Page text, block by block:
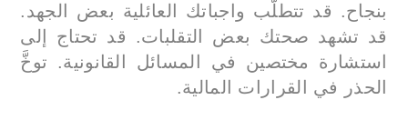
بنجاح. قد تتطلّب واجباتك العائلية بعض الجهد.
قد تشهد صحتك بعض التقلبات. قد تحتاج إلى
استشارة مختصين في المسائل القانونية. توخَّ
الحذر في القرارات المالية.